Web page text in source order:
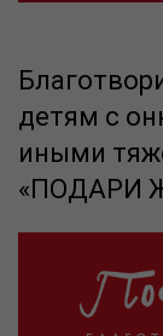
детям с
иными
«ПОДАРИ